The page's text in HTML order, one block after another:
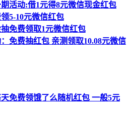
活动:借1元得8元微信现金红包
5-10元微信红包
免费领取1元微信红包
免费抽红包 亲测领取10.08元微信
免费领饿了么随机红包 一般5元